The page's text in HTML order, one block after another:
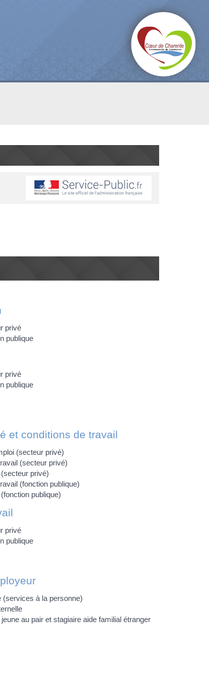
privé
publique
privé
publique
et conditions de travail
(secteur privé)
(secteur privé)
privé)
(fonction publique)
publique)
privé
publique
(services à la personne)
au pair et stagiaire aide familial étranger